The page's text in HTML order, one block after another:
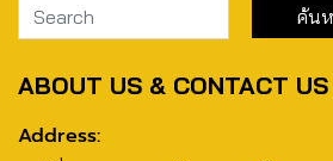
ABOUT US & CONTACT US
Address: